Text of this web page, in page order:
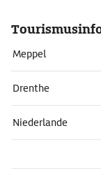
Meppel
Drenthe
Niederlande